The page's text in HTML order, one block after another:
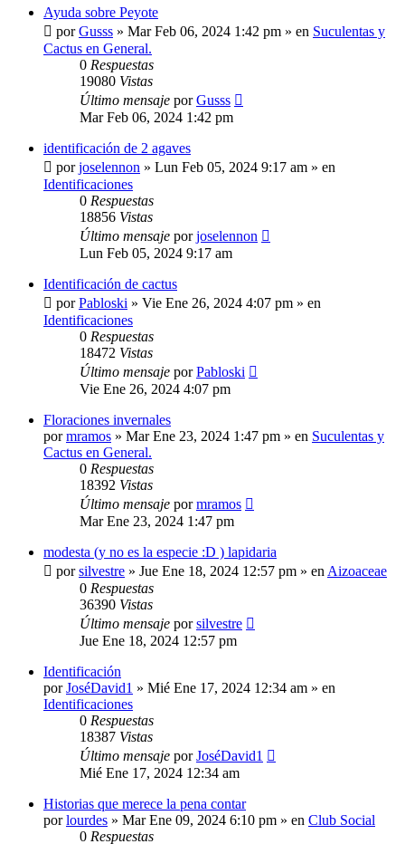
Ayuda sobre Peyote
porGusss » Mar Feb 06, 2024 1:42 pm » en Suculentas y
Cactus en General.
0 Respuestas
19080 Vistas
Último mensaje porGusss
Mar Feb 06, 2024 1:42 pm
identificación de 2 agaves
porjoselennon » Lun Feb 05, 2024 9:17 am » en
Identificaciones
0 Respuestas
18856 Vistas
Último mensaje porjoselennon
Lun Feb 05, 2024 9:17 am
Identificación de cactus
porPabloski » Vie Ene 26, 2024 4:07 pm » en
Identificaciones
0 Respuestas
18472 Vistas
Último mensaje porPabloski
Vie Ene 26, 2024 4:07 pm
Floraciones invernales
pormramos » Mar Ene 23, 2024 1:47 pm » en Suculentas y
Cactus en General.
0 Respuestas
18392 Vistas
Último mensaje pormramos
Mar Ene 23, 2024 1:47 pm
modesta (y no es la especie :D ) lapidaria
porsilvestre » Jue Ene 18, 2024 12:57 pm » en Aizoaceae
0 Respuestas
36390 Vistas
Último mensaje porsilvestre
Jue Ene 18, 2024 12:57 pm
Identificación
porJoséDavid1 » Mié Ene 17, 2024 12:34 am » en
Identificaciones
0 Respuestas
18387 Vistas
Último mensaje porJoséDavid1
Mié Ene 17, 2024 12:34 am
Historias que merece la pena contar
porlourdes » Mar Ene 09, 2024 6:10 pm » en Club Social
0 Respuestas